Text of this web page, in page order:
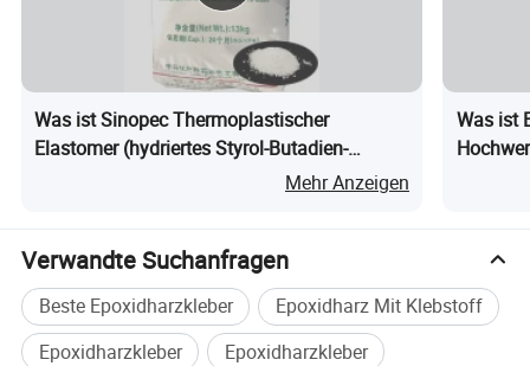
Verpackung Und Versand
20kg/Fass, 230kg/Fass, 1150kg/IBC, 23-25tons/ISO-TANK
Was ist Sinopec Thermoplastischer
Elastomer (hydriertes Styrol-Butadien-
Mehr Anzeigen
Was ist
Verwandte Suchanfragen
Beste Epoxidharzkleber
Epoxidharz Mit Klebstoff
Epoxidharzkleber
Epoxidharzkleber